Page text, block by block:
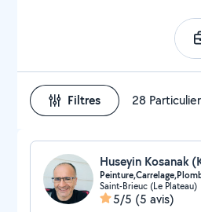
Filtres 28
Saint-Brieuc (Le Plateau)
5/5 (5 avis)